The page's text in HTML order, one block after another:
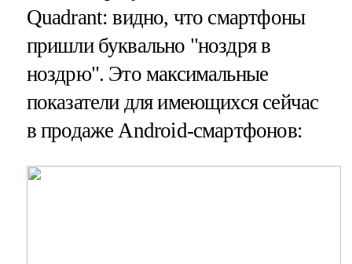
Quadrant: видно, что смартфоны
пришли буквально "ноздря в
ноздрю". Это максимальные
показатели для имеющихся сейчас
в продаже Android-смартфонов: